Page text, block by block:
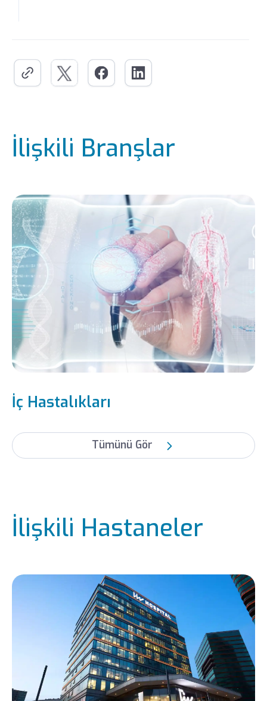
İlişkili Branşlar
İç Hastalıkları
Tümünü Gör
İlişkili Hastaneler